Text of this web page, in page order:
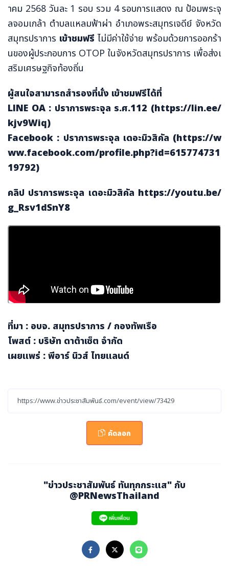
าคม 2568 วันละ 1 รอบ รวม 4 รอบการแสดง ณ ป้อมพระจุ
ลจอมเกล้า ตำบลแหลมฟ้าผ่า อำเภอพระสมุทรเจดีย์ จังหวัด
สมุทรปราการ เข้าชมฟรี ไม่มีค่าใช้จ่าย พร้อมด้วยการออกร้า
นของผู้ประกอบการ OTOP ในจังหวัดสมุทรปราการ เพื่อส่งเ
สริมเศรษฐกิจท้องถิ่น
ผู้สนใจสามารถสำรองที่นั่ง เข้าชมฟรีได้ที่
LINE OA : ปราการพระจุล ร.ศ.112 (https://lin.ee/
kjv9Wiq)
Facebook : ปราการพระจุล เดอะมิวสิคัล (https://w
ww.facebook.com/profile.php?id=615774731
19792)
คลิป ปราการพระจุล เดอะมิวสิคัล https://youtu.be/
g_Rsv1dSnY8
ที่มา : อบจ. สมุทรปราการ / กองทัพเรือ
โพสต์ : บริษัท ดาต้าเซ็ต จำกัด
เผยแพร่ : พีอาร์ นิวส์ ไทยแลนด์
คัดลอก
"ข่าวประชาสัมพันธ์ ทันทุกกระแส" กับ
@PRNewsThailand